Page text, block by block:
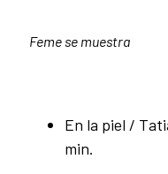
Feme se muestra
En la piel /
min.